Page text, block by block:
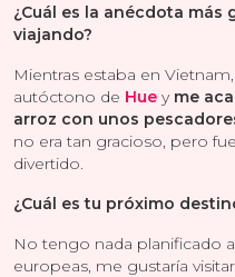
¿Cuál es la anécdota más
viajando?
Mientras estaba en
autóctono de Hue y me
arroz con unos
no era tan gracioso, pero
divertido.
¿Cuál es tu próximo
No tengo nada planificado
europeas, me gustaría